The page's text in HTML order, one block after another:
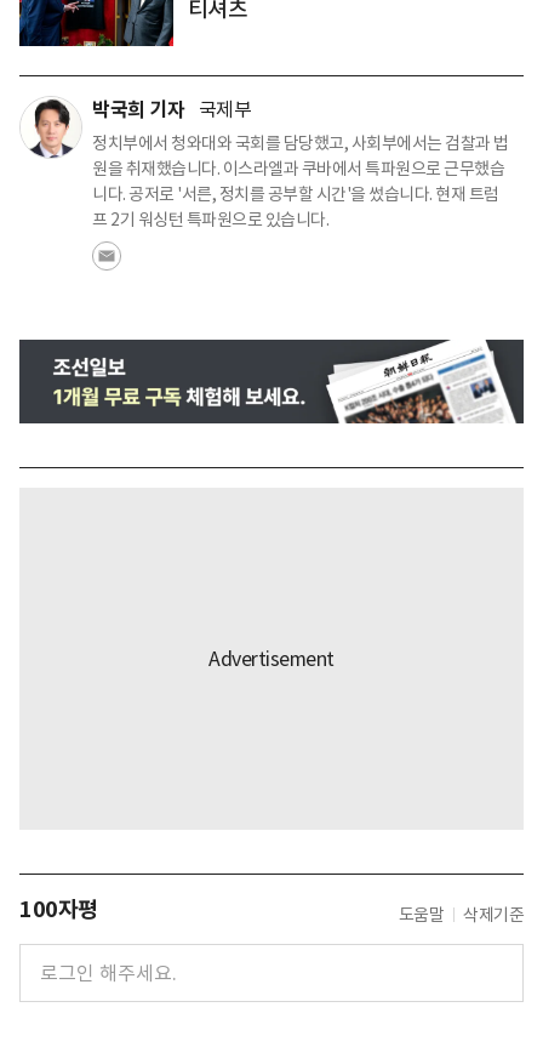
티셔츠
박국희 기자 국제부
정치부에서 청와대와 국회를 담당했고, 사회부에서는 검찰과 법
원을 취재했습니다. 이스라엘과 쿠바에서 특파원으로 근무했습
니다. 공저로 '서른, 정치를 공부할 시간'을 썼습니다. 현재 트럼
프 2기 워싱턴 특파원으로 있습니다.
100자평 도움말 삭제기준